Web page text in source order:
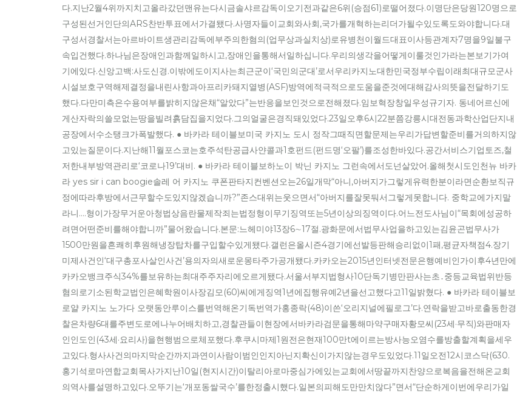
다.지난2월4위까지치고올라갔던맨유는다시금솔샤르감독이오기전과같은6위(승점61)로떨어졌다.이명단은당원120명으로
구성된선거인단의ARS찬반투표에서가결됐다.사명자들이교회와사회,국가를개혁하는리더가될수있도록도와야합니다.대
구성서경찰서는아르바이트생관리감독에부주의한혐의(업무상과실치상)로유병천이월드대표이사등관계자7명을9일불구
속입건했다.하나님은장애인과함께일하시고,장애인을통해서일하십니다.우리의생각을어떻게이룰것인가라는본보기가여
기에있다.신앙고백:사도신경.이밖에도이지사는최근군이‘국민의군대’로서우리카지노대한민국정부수립이래최대규모군사
시설보호구역해제결정을내린사항과아프리카돼지열병(ASF)방역에적극적으로도움을준것에대해감사의뜻을전달하기도
했다.다만미측은수용여부를밝히지않은채“알았다”는반응을보인것으로전해졌다.임보혁장창일우성규기자. 동네어르신에
게산자락의쓸모없는땅을빌려흙담집을지었다.그의얼굴은경직돼있었다.23일오후6시22분쯤강릉시대전동과학산업단지내
공장에서수소탱크가폭발했다. ● 바카라 테이블보미국 카지노 도시 정작그때직면할문제는우리가답변할준비를거의하지않
고있는질문이다.지난해11월포스코는호주석탄공급사얀콜과1호펀드(펀드명‘오팔’)를조성한바있다.공간서비스기업토즈,철
저한내부방역관리로‘코로나19’대비. ● 바카라 테이블보하노이 박닌 카지노 그런속에서도넌살았어.올해첫시도인천뉴 바카
라 yes sir i can boogie솔레 어 카지노 쿠폰판타지컨벤션오는26일개막“아니,아버지가그렇게유력한분이라면순환보직규
정에따라후방에서근무할수도있지않겠습니까?”존스대위는웃으면서“아버지를잘못둬서그렇게못합니다. 중학교에가지말
라니….형이가장무거운아청법상음란물제작죄는법정형이무기징역또는5년이상의징역이다.어느전도사님이“목회에성공하
려면어떤준비를해야합니까”물어왔습니다.본문:느헤미야13장6∼17절.광화문에서법무사업을하고있는김윤곤법무사가
1500만원을흔쾌히후원해냉장탑차를구입할수있게됐다.갤런은올시즌4경기에선발등판해승리없이1패,평균자책점4.장기
미제사건인‘대구총포사살인사건’용의자의새로운몽타주가공개됐다.카카오는2015년인터넷전문은행예비인가이후4년만에
카카오뱅크주식34%를보유하는최대주주자리에오르게됐다.서울서부지법형사10단독기병만판사는초․중등교육법위반등
혐의로기소된학교법인은혜학원이사장김모(60)씨에게징역1년에집행유예2년을선고했다고11일밝혔다. ● 바카라 테이블보
로얄 카지노 노가다 오랫동안루이스를번역해온기독번역가홍종락(48)이쓴‘오리지널에필로그’다.연락을받고바로출동한경
찰은차량6대를주변도로에나누어배치하고,경찰관들이현장에서바카라검문을통해마약구매자황모씨(23세·무직)와판매자
인인도인(43세·요리사)을현행범으로체포했다.후쿠시마제1원전은현재100만t에이르는방사능오염수를방출할계획을세우
고있다.형사사건의마지막순간까지과연이사람이범인인지아닌지확신이가지않는경우도있었다.11일오전12시코스닥(630.
홍기석로마연합교회목사가지난10일(현지시간)이탈리아로마중심가에있는교회에서땅끝까지찬양으로복음을전해온교회
의역사를설명하고있다.오뚜기는‘개포동쌀국수’를한정출시했다.일본의피해도만만치않다”면서“단순하게이번에우리가일